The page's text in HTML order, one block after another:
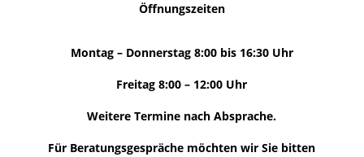
Öffnungszeiten
Montag – Donnerstag 8:00 bis 16:30 Uhr
Freitag 8:00 – 12:00 Uhr
Weitere Termine nach Absprache.
Für Beratungsgespräche möchten wir Sie bitten